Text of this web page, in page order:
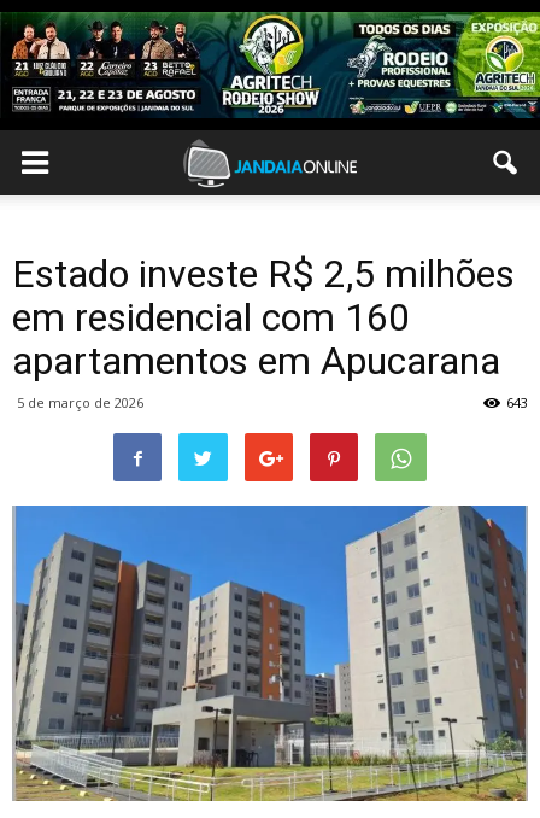
Estado investe R$ 2,5 milhões
em residencial com 160
apartamentos em Apucarana
5 de março de 2026 643